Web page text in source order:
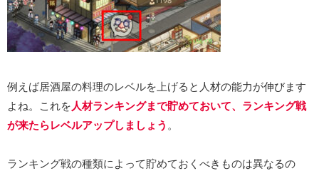
例えば居酒屋の料理のレベルを上げると人材の能力が伸びます
よね。これを 人材ランキングまで貯めておいて、ランキング戦
が来たらレベルアップしましょう 。
ランキング戦の種類によって貯めておくべきものは異なるの